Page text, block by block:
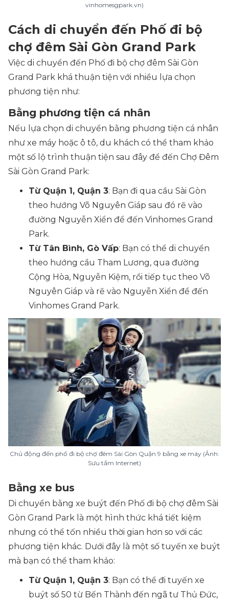
vinhomesgpark.vn)
Cách di chuyển đến Phố đi bộ
chợ đêm Sài Gòn Grand Park
Việc di chuyển đến Phố đi bộ chợ đêm Sài Gòn
Grand Park khá thuận tiện với nhiều lựa chọn
phương tiện như:
Bằng phương tiện cá nhân
Nếu lựa chọn di chuyển bằng phương tiện cá nhân
như xe máy hoặc ô tô, du khách có thể tham khảo
một số lộ trình thuận tiện sau đây để đến Chợ Đêm
Sài Gòn Grand Park:
Từ Quận 1, Quận 3: Bạn đi qua cầu Sài Gòn
theo hướng Võ Nguyên Giáp sau đó rẽ vào
đường Nguyễn Xiển để đến Vinhomes Grand
Park.
Từ Tân Bình, Gò Vấp: Bạn có thể di chuyển
theo hướng cầu Tham Lương, qua đường
Cộng Hòa, Nguyễn Kiệm, rồi tiếp tục theo Võ
Nguyên Giáp và rẽ vào Nguyễn Xiển để đến
Vinhomes Grand Park.
Chủ động đến phố đi bộ chợ đêm Sài Gòn Quận 9 bằng xe máy (Ảnh:
Sưu tầm Internet)
Bằng xe bus
Di chuyển bằng xe buýt đến Phố đi bộ chợ đêm Sài
Gòn Grand Park là một hình thức khá tiết kiệm
nhưng có thể tốn nhiều thời gian hơn so với các
phương tiện khác. Dưới đây là một số tuyến xe buýt
mà bạn có thể tham khảo:
Từ Quận 1, Quận 3: Bạn có thể đi tuyến xe
buýt số 50 từ Bến Thành đến ngã tư Thủ Đức,